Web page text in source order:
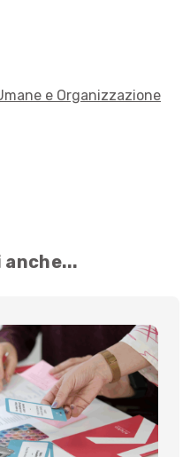
e Organizzazione